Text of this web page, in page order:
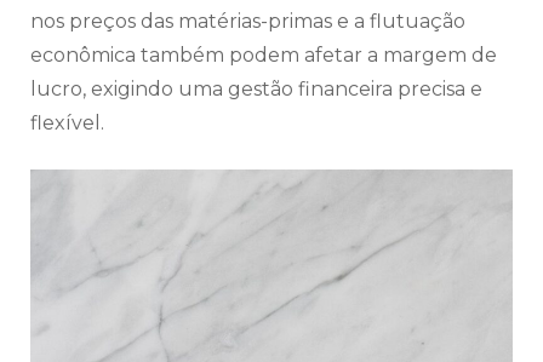
nos preços das matérias-primas e a flutuação
econômica também podem afetar a margem de
lucro, exigindo uma gestão financeira precisa e
flexível.